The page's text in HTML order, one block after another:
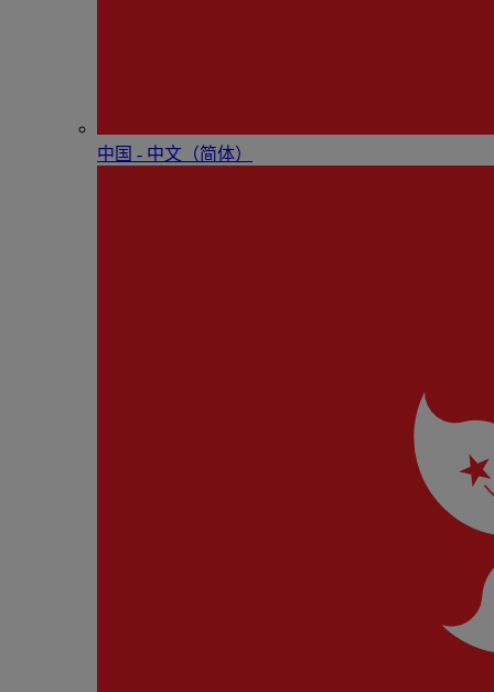
中国 - 中⽂（简体）